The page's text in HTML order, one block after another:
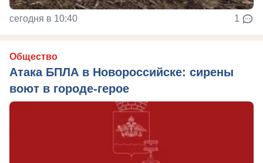
сегодня в 10:40 1
Общество
Атака БПЛА в Новороссийске: сирены
воют в городе-герое